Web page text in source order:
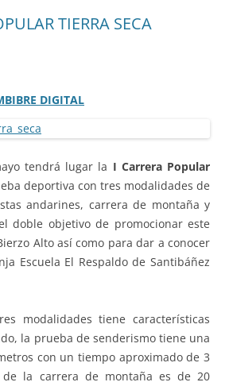
TIERRA SECA
DIGITAL
tendrá lugar la I Carrera Popular
deportiva con tres modalidades de
andarines, carrera de montaña y
doble objetivo de promocionar este
Alto así como para dar a conocer
Escuela El Respaldo de Santibáñez
modalidades tiene características
la prueba de senderismo tiene una
con un tiempo aproximado de 3
la carrera de montaña es de 20